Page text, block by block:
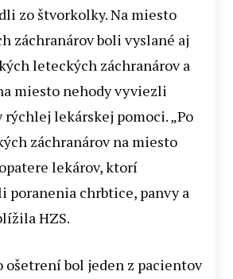
zo štvorkolky. Na miesto
záchranárov boli vyslané aj
leteckých záchranárov a
miesto nehody vyviezli
rýchlej lekárskej pomoci. „Po
záchranárov na miesto
lekárov, ktorí
poranenia chrbtice, panvy a
HZS.
ošetrení bol jeden z pacientov